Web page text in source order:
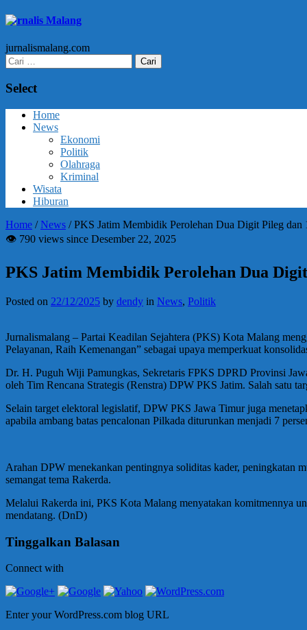
Jurnalis Malang
jurnalismalang.com
Cari
untuk:
Select
Home
News
Ekonomi
Politik
Olahraga
Kriminal
Wisata
Hiburan
Home /News /PKS Jatim Membidik Perolehan Dua Digit Pileg dan
👁 790 views since Desember 22, 2025
PKS Jatim Membidik Perolehan Dua
Posted on 22/12/2025 by dendy in News, Politik
Jurnalismalang – Partai Keadilan Sejahtera (PKS) Kota Malang
Pelayanan, Raih Kemenangan” sebagai upaya memperkuat
Dr. H. Puguh Wiji Pamungkas, Sekretaris FPKS DPRD Provinsi
oleh Tim Rencana Strategis (Renstra) DPW PKS Jatim. Salah satu
Selain target elektoral legislatif, DPW PKS Jawa Timur juga
apabila ambang batas pencalonan Pilkada diturunkan menjadi 7
Arahan DPW menekankan pentingnya soliditas kader, peningkatan
semangat tema Rakerda.
Melalui Rakerda ini, PKS Kota Malang menyatakan komitmennya
mendatang. (DnD)
Tinggalkan Balasan
Connect with
Enter your WordPress.com blog URL